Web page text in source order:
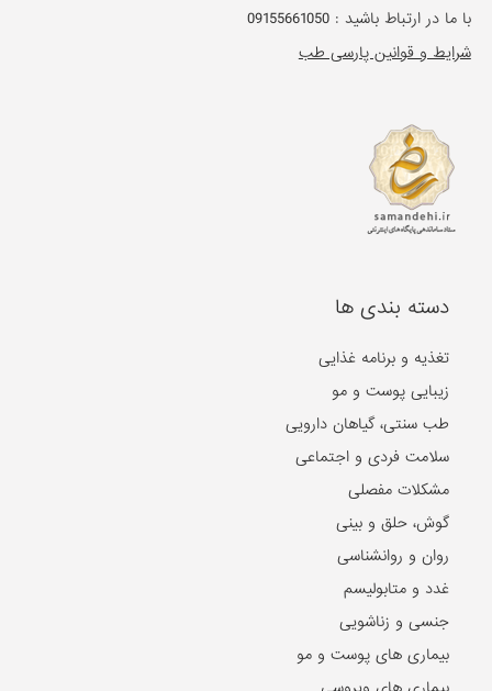
با ما در ارتباط باشید :09155661050
شرایط و قوانین پارسی طب
دسته بندی ها
تغذیه و برنامه غذایی
زیبایی پوست و مو
طب سنتی، گیاهان دارویی
سلامت فردی و اجتماعی
مشکلات مفصلی
گوش، حلق و بینی
روان و روانشناسی
غدد و متابولیسم
جنسی و زناشویی
بیماری های پوست و مو